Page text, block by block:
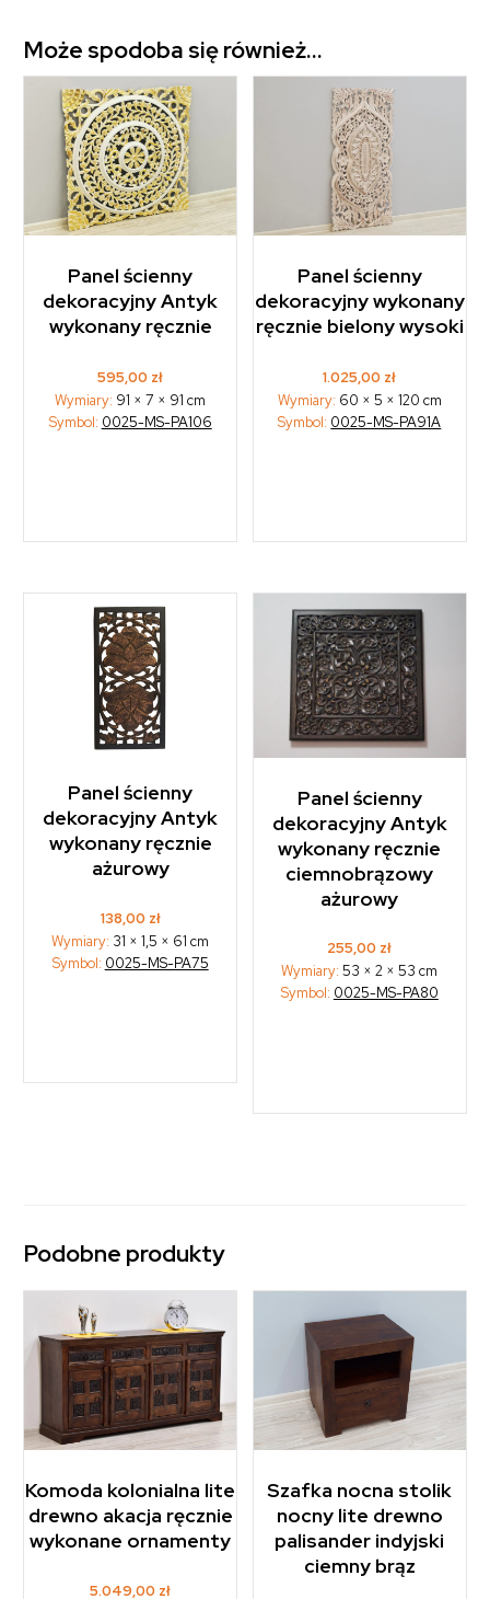
Może spodoba się również…
Panel ścienny
dekoracyjny Antyk
wykonany ręcznie
595,00 zł
Wymiary: 91 × 7 × 91 cm
Symbol: 0025-MS-PA106
Panel ścienny
dekoracyjny wykonany
ręcznie bielony wysoki
1.025,00 zł
Wymiary: 60 × 5 × 120 cm
Symbol: 0025-MS-PA91A
Panel ścienny
dekoracyjny Antyk
wykonany ręcznie
ażurowy
138,00 zł
Wymiary: 31 × 1,5 × 61 cm
Symbol: 0025-MS-PA75
Panel ścienny
dekoracyjny Antyk
wykonany ręcznie
ciemnobrązowy
ażurowy
255,00 zł
Wymiary:53 × 2 × 53 cm
Symbol: 0025-MS-PA80
Podobne produkty
Komoda kolonialna lite
drewno akacja ręcznie
wykonane ornamenty
5.049,00 zł
Szafka nocna stolik
nocny lite drewno
palisander indyjski
ciemny brąz